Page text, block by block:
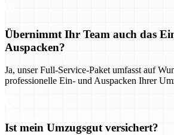
Übernimmt Ihr Team auch das
Auspacken?
Ja, unser Full-Service-Paket umfasst auf
professionelle Ein- und Auspacken Ihrer
Ist mein Umzugsgut versichert?